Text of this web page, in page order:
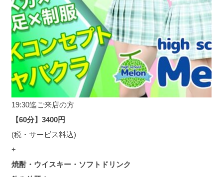
19:30迄ご来店の方
【60分】3400円
(税・サービス料込)
+
焼酎・ウイスキー・ソフトドリンク